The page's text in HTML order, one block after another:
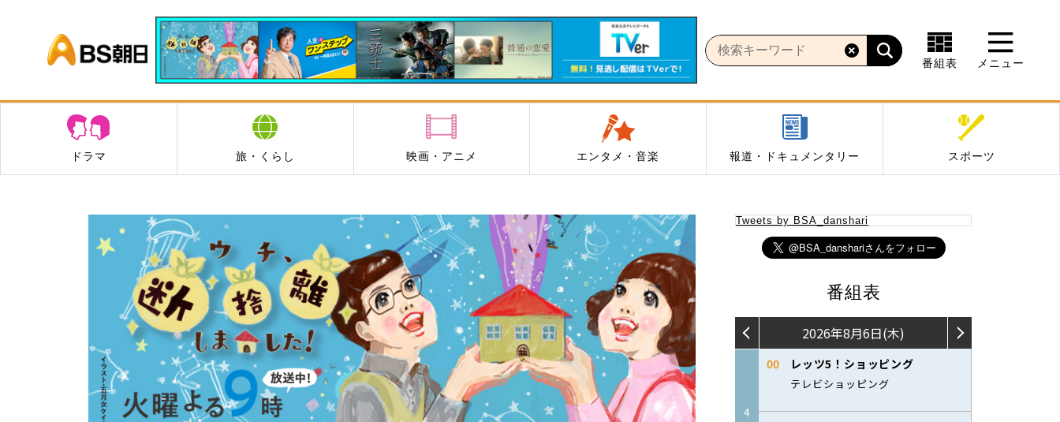
BS朝日
番組表 メニュー
ドラマ 旅・くらし 映画・アニメ エンタメ・音楽 報道・ドキュメンタリー スポーツ
Tweets by BSA_danshari
番組表